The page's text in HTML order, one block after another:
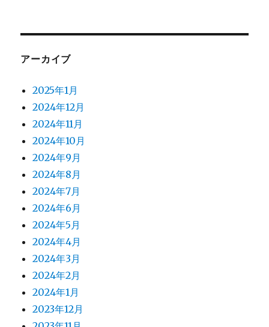
アーカイブ
2025年1月
2024年12月
2024年11月
2024年10月
2024年9月
2024年8月
2024年7月
2024年6月
2024年5月
2024年4月
2024年3月
2024年2月
2024年1月
2023年12月